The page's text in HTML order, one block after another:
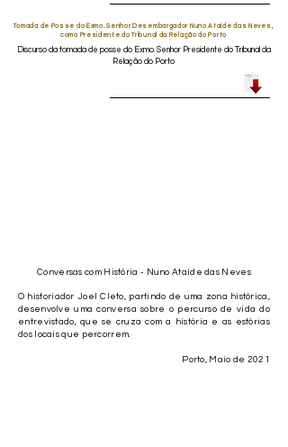
Tomada de Posse do Exmo. Senhor Desembargador Nuno Ataíde das Neves,
como Presidente do Tribunal da Relação do Porto
Discurso da tomada de posse do Exmo. Senhor Presidente do Tribunal da
Relação do Porto
Conversas com História - Nuno Ataíde das Neves
O historiador Joel Cleto, partindo de uma zona histórica,
desenvolve uma conversa sobre o percurso de vida do
entrevistado, que se cruza com a história e as estórias
dos locais que percorrem.
Porto, Maio de 2021